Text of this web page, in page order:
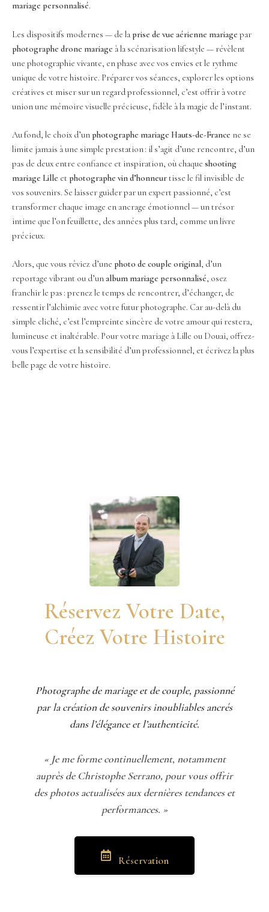
mariage personnalisé.
Les dispositifs modernes — de la prise de vue aérienne mariage par
photographe drone mariage à la scénarisation lifestyle — révèlent
une photographie vivante, en phase avec vos envies et le rythme
unique de votre histoire. Préparer vos séances, explorer les options
créatives et miser sur un regard professionnel, c’est offrir à votre
union une mémoire visuelle précieuse, fidèle à la magie de l’instant.
Au fond, le choix d’un photographe mariage Hauts-de-France ne se
limite jamais à une simple prestation : il s’agit d’une rencontre, d’un
pas de deux entre confiance et inspiration, où chaque shooting
mariage Lille et photographe vin d’honneurtisse le fil invisible de
vos souvenirs. Se laisser guider par un expert passionné, c’est
transformer chaque image en ancrage émotionnel — un trésor
intime que l’on feuillette, des années plus tard, comme un livre
précieux.
Alors, que vous rêviez d’une photo de couple original, d’un
reportage vibrant ou d’unalbum mariage personnalisé, osez
franchir le pas : prenez le temps de rencontrer, d’échanger, de
ressentir l’alchimie avec votre futur photographe. Car au-delà du
simple cliché, c’est l’empreinte sincère de votre amour qui restera,
lumineuse et inaltérable. Pour votre mariage à Lille ou Douai, offrez-
vous l’expertise et la sensibilité d’un professionnel, et écrivez la plus
belle page de votre histoire.
Réservez Votre Date,
Créez Votre Histoire
Photographe de mariage et de couple, passionné
par la création de souvenirs inoubliables ancrés
dans l’élégance et l’authenticité.
« Je me forme continuellement, notamment
auprès de Christophe Serrano, pour vous offrir
des photos actualisées aux dernières tendances et
performances. »
Réservation